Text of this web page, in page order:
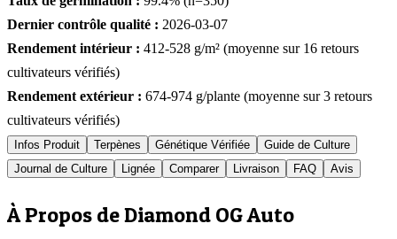
Dernier contrôle qualité : 2026-03-07
Rendement intérieur : 412-528 g/m² (moyenne sur 16 retours
cultivateurs vérifiés)
Rendement extérieur : 674-974 g/plante (moyenne sur3 retours
cultivateurs vérifiés)
Infos Produit Terpènes Génétique Vérifiée
Guide de Culture
Journal de Culture
Lignée Comparer Livraison FAQ Avis
À Propos de Diamond OG Auto